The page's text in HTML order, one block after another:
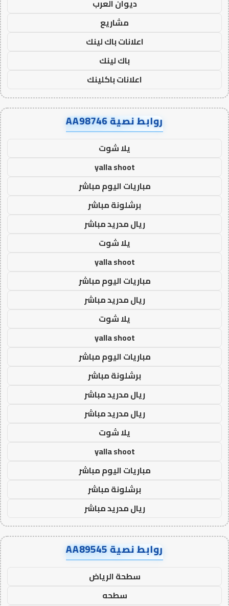
ديوان العرب
مشاريع
اعلانات باك لينك
باك لينك
اعلانات باكلينك
روابط نصية AA98746
يلا شوت
yalla shoot
مباريات اليوم مباشر
برشلونة مباشر
ريال مدريد مباشر
يلا شوت
yalla shoot
مباريات اليوم مباشر
ريال مدريد مباشر
يلا شوت
yalla shoot
مباريات اليوم مباشر
برشلونة مباشر
ريال مدريد مباشر
ريال مدريد مباشر
يلا شوت
yalla shoot
مباريات اليوم مباشر
برشلونة مباشر
ريال مدريد مباشر
روابط نصية AA89545
سطحة الرياض
سطحه